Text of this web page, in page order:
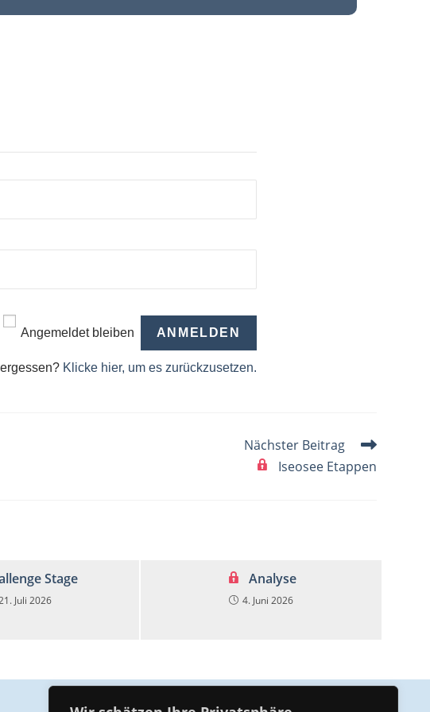
Angemeldet bleiben
Klicke hier, um es zurückzusetzen.
Nächster Beitrag
Iseosee Etappen
Stage
Juli 2026
Analyse
4. Juni 2026